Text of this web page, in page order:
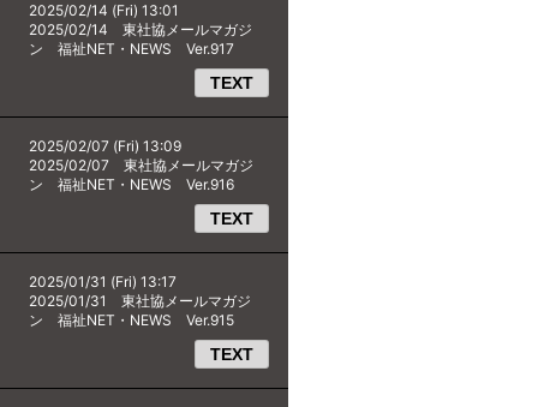
2025/02/14 (Fri) 13:01
2025/02/14 東社協メールマガジ
ン 福祉NET・NEWS Ver.917
TEXT
2025/02/07 (Fri) 13:09
2025/02/07 東社協メールマガジ
ン 福祉NET・NEWS Ver.916
TEXT
2025/01/31 (Fri) 13:17
2025/01/31 東社協メールマガジ
ン 福祉NET・NEWS Ver.915
TEXT